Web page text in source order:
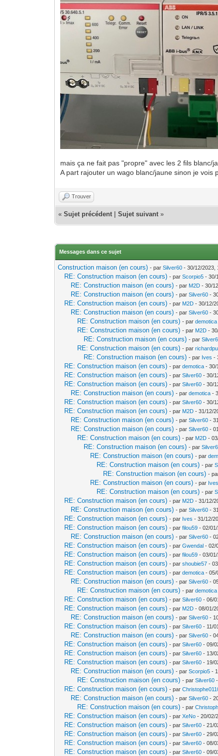
mais ça ne fait pas "propre" avec les 2 fils blanc/
A part rajouter un wago blanc/jaune sinon je vois
Trouver
«Sujet précédent |Sujet suivant »
Messages dans ce sujet
Construction maison (en cours) - parSilver60 - 30/12/2023,
RE: Construction maison (en cours) - parScorpio5 - 30/
RE: Construction maison (en cours) - par M2D - 30/
RE: Construction maison (en cours) - parSilver60 -
RE: Construction maison (en cours) - par M2D - 30/12/
RE: Construction maison (en cours) - parSilver60 -
RE: Construction maison (en cours) - pardemotica
RE: Construction maison (en cours) - par M2D -
RE: Construction maison (en cours) - par
RE: Construction maison (en cours) - par
RE: Construction maison (en cours) - par Ives -
RE: Construction maison (en cours) - pardemotica - 30/
RE: Construction maison (en cours) - parSilver60 - 30/
RE: Construction maison (en cours) - parSilver60 - 30/
RE: Construction maison (en cours) - pardemotica -
RE: Construction maison (en cours) - parSilver60 - 30/
RE: Construction maison (en cours) - par M2D - 31/12/
RE: Construction maison (en cours) - parSilver60 -
RE: Construction maison (en cours) - parSilver60 -
RE: Construction maison (en cours) - par M2D -
RE: Construction maison (en cours) - par
RE: Construction maison (en cours) - par
RE: Construction maison (en cours) - par
RE: Construction maison (en cours) -
RE: Construction maison (en cours) - par Ives
RE: Construction maison (en cours) - par
RE: Construction maison (en cours) - par M2D - 31/12/
RE: Construction maison (en cours) - parSilver60 -
RE: Construction maison (en cours) - par Ives - 31/12/
RE: Construction maison (en cours) - parfilou59 - 02/
RE: Construction maison (en cours) - parSilver60 -
RE: Construction maison (en cours) - parGwendal - 02/
RE: Construction maison (en cours) - parfilou59 - 03/
RE: Construction maison (en cours) - parshoubie57 -
RE: Construction maison (en cours) - pardemotica - 05/
RE: Construction maison (en cours) - parSilver60 -
RE: Construction maison (en cours) - pardemotica
RE: Construction maison (en cours) - parSilver60 - 06/
RE: Construction maison (en cours) - par M2D - 08/01/
RE: Construction maison (en cours) - parSilver60 -
RE: Construction maison (en cours) - parSilver60 - 11/
RE: Construction maison (en cours) - parSilver60 -
RE: Construction maison (en cours) - parSilver60 - 09/
RE: Construction maison (en cours) - parSilver60 - 13/
RE: Construction maison (en cours) - parSilver60 - 19/
RE: Construction maison (en cours) - parScorpio5 -
RE: Construction maison (en cours) - parSilver60
RE: Construction maison (en cours) - par
RE: Construction maison (en cours) - parSilver60 -
RE: Construction maison (en cours) - par
RE: Construction maison (en cours) - parXeNo - 20/02/
RE: Construction maison (en cours) - parSilver60 - 21/
RE: Construction maison (en cours) - parSilver60 - 29/
RE: Construction maison (en cours) - parSilver60 - 08/
RE: Construction maison (en cours) - parSilver60 - 09/